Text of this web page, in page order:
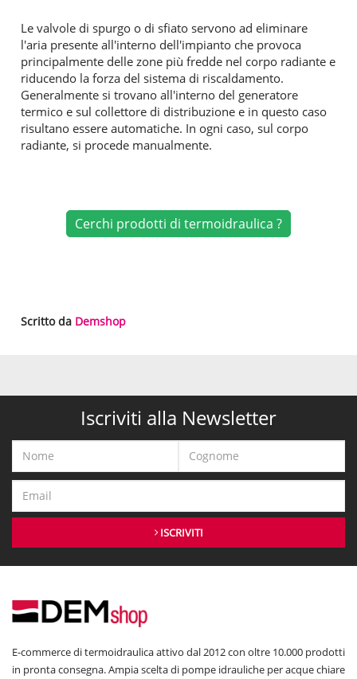
Le valvole di spurgo o di sfiato servono ad eliminare
l'aria presente all'interno dell'impianto che provoca
principalmente delle zone più fredde nel corpo radiante e
riducendo la forza del sistema di riscaldamento.
Generalmente si trovano all'interno del generatore
termico e sul collettore di distribuzione e in questo caso
risultano essere automatiche. In ogni caso, sul corpo
radiante, si procede manualmente.
Cerchi prodotti di termoidraulica ?
Scritto da Demshop
Iscriviti alla Newsletter
ISCRIVITI
E-commerce di termoidraulica attivo dal 2012 con oltre 10.000 prodotti
in pronta consegna. Ampia scelta di pompe idrauliche per acque chiare